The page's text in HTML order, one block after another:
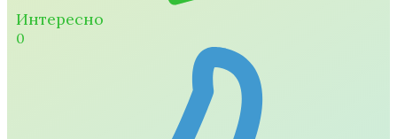
Интересно
0